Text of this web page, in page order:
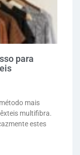
para
mais
multifibra.
estes